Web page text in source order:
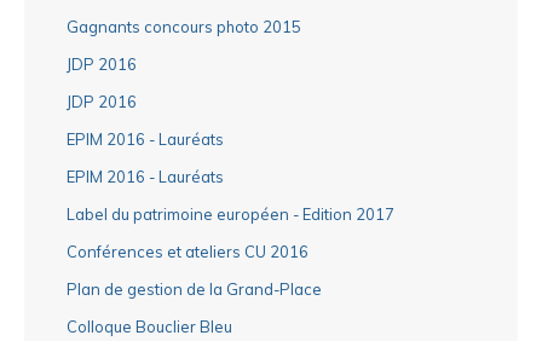
Gagnants concours photo 2015
JDP 2016
JDP 2016
EPIM 2016 - Lauréats
EPIM 2016 - Lauréats
Label du patrimoine européen - Edition 2017
Conférences et ateliers CU 2016
Plan de gestion de la Grand-Place
Colloque Bouclier Bleu